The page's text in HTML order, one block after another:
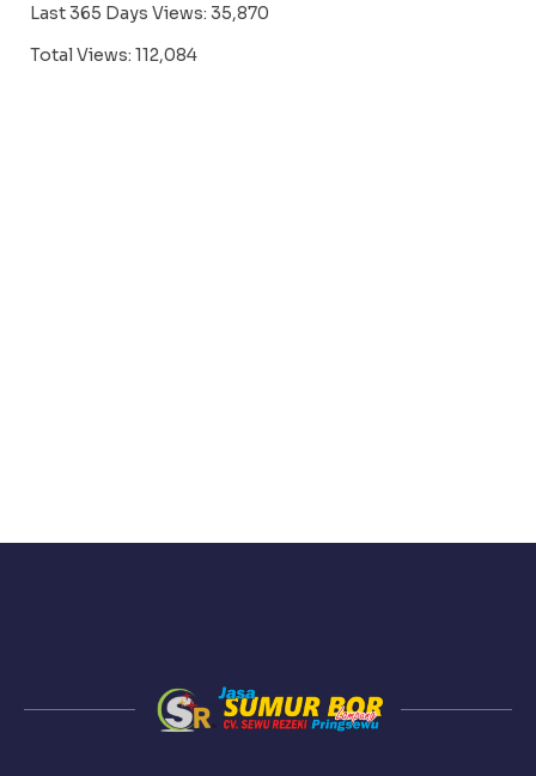
Last 365 Days Views: 35,870
Total Views: 112,084